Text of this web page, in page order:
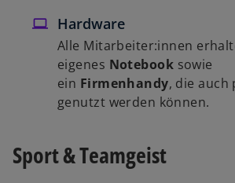
Hardware
Alle Mitarbeiter:innen
eigenes Notebook sowie
ein Firmenhandy, die auch
genutzt werden können.
Sport & Teamgeist